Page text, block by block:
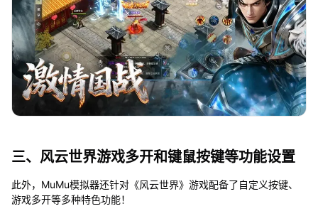
三、风云世界游戏多开和键鼠按键等功能设置
此外，MuMu模拟器还针对《风云世界》游戏配备了自定义按键、
游戏多开等多种特色功能！